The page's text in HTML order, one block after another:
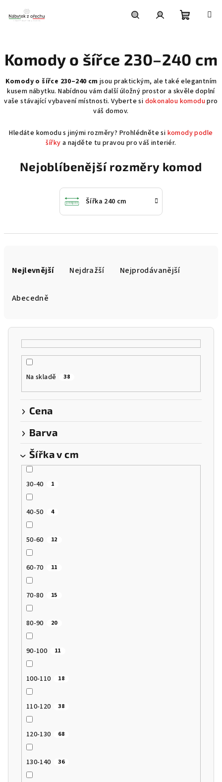
obsah
košík
Komody o šířce 230–240 cm
Komody o šířce 230–240 cm jsou praktickým, ale také elegantním
kusem nábytku. Nabídnou vám další úložný prostor a skvěle doplní
vaše stávající vybavení místnosti. Vyberte si dokonalou komodupro
váš domov.
Hledáte komodu s jinými rozměry? Prohlédněte si komody podle
šířky a najděte tu pravou pro váš interiér.
Nejoblíbenější rozměry komod
Šířka 240 cm
Nejlevnější Nejdražší Nejprodávanější
Abecedně
Na skladě 38
Cena
Barva
Šířka v cm
30-40 1
40-50 4
50-60 12
60-70 11
70-80 15
80-90 20
90-100 11
100-110 18
110-120 38
120-130 68
130-140 36